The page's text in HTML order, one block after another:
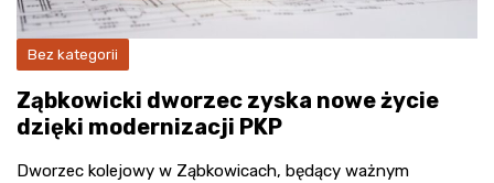
Bez kategorii
Ząbkowicki dworzec zyska nowe życie
dzięki modernizacji PKP
Dworzec kolejowy w Ząbkowicach, będący ważnym